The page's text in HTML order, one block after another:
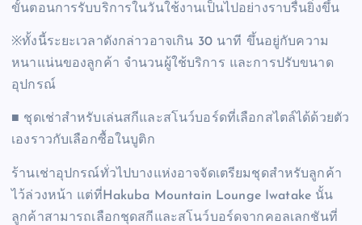
ขั้นตอนการรับบริการในวันใช้งานเป็นไปอย่างราบรื่นยิ่งขึ้น
※ทั้งนี้ระยะเวลาดังกล่าวอาจเกิน 30 นาที ขึ้นอยู่กับความ
หนาแน่นของลูกค้า จำนวนผู้ใช้บริการ และการปรับขนาด
อุปกรณ์
■ ชุดเช่าสำหรับเล่นสกีและสโนว์บอร์ดที่เลือกสไตล์ได้ด้วยตัว
เองราวกับเลือกซื้อในบูติก
ร้านเช่าอุปกรณ์ทั่วไปบางแห่งอาจจัดเตรียมชุดสำหรับลูกค้า
ไว้ล่วงหน้า แต่ที่Hakuba Mountain Lounge Iwatake นั้น
ลูกค้าสามารถเลือกชุดสกีและสโนว์บอร์ดจากคอลเลกชันที่